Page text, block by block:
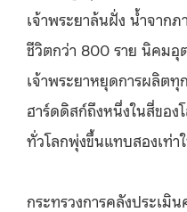
เจ้าพระยาล้นฝั่ง น้ำจาก
ชีวิตกว่า 800 ราย นิคมอุ
เจ้าพระยาหยุดการผลิตทุ
ฮาร์ดดิสก์ถึงหนึ่งในสี่ขอ
ทั่วโลกพุ่งขึ้นแทบสองเท่า
กระทรวงการคลังประเมิ